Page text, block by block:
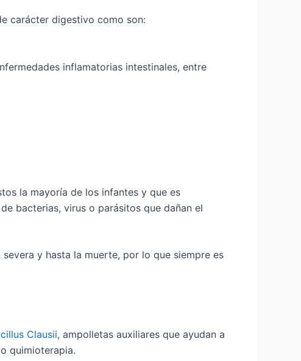
carácter digestivo como son:
inflamatorias intestinales, entre
la mayoría de los infantes y que es
bacterias, virus o parásitos que dañan el
y hasta la muerte, por lo que siempre es
Clausii, ampolletas auxiliares que ayudan a
quimioterapia.